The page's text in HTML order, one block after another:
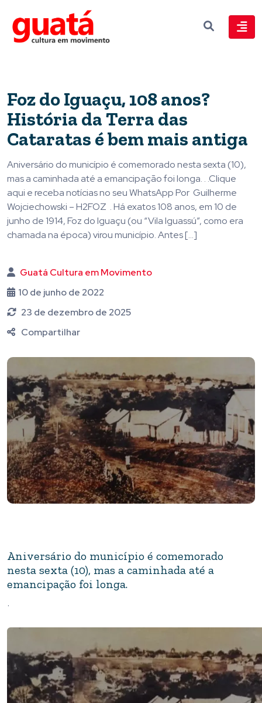
Foz do Iguaçu, 108 anos?
História da Terra das
Cataratas é bem mais antiga
Aniversário do município é comemorado nesta sexta (10),
mas a caminhada até a emancipação foi longa. . .Clique
aqui e receba notícias no seu WhatsApp Por Guilherme
Wojciechowski – H2FOZ . Há exatos 108 anos, em 10 de
junho de 1914, Foz do Iguaçu (ou “Vila Iguassú”, como era
chamada na época) virou município. Antes […]
Guatá Cultura em Movimento
10 de junho de 2022
23 de dezembro de 2025
Compartilhar
Aniversário do município é comemorado
nesta sexta (10), mas a caminhada até a
emancipação foi longa.
.